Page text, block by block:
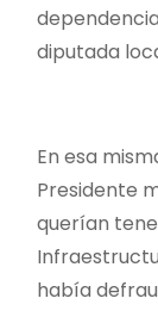
diputada
En esa
Presidente
querían
había